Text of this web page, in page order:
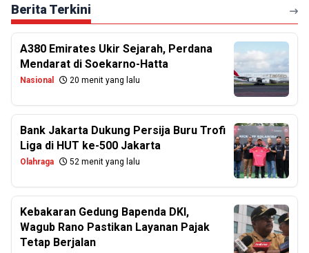
Berita Terkini
A380 Emirates Ukir Sejarah, Perdana
Mendarat di Soekarno-Hatta
Nasional 20 menit yang lalu
Bank Jakarta Dukung Persija Buru Trofi
Liga di HUT ke-500 Jakarta
Olahraga 52 menit yang lalu
Kebakaran Gedung Bapenda DKI,
Wagub Rano Pastikan Layanan Pajak
Tetap Berjalan